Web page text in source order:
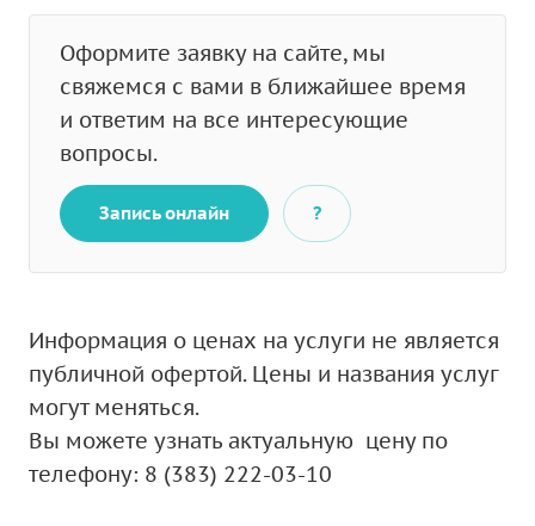
Оформите заявку на сайте, мы
свяжемся с вами в ближайшее время
и ответим на все интересующие
вопросы.
Запись онлайн ?
Информация о ценах на услуги не является
публичной офертой. Цены и названия услуг
могут меняться.
Вы можете узнать актуальную цену по
телефону: 8 (383) 222-03-10